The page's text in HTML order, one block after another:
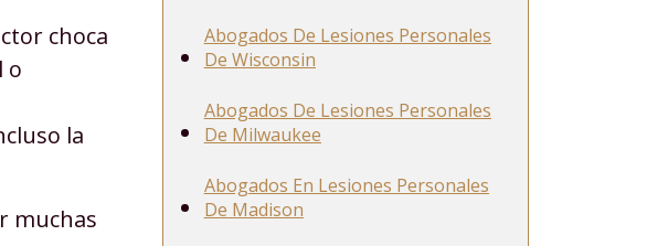
choca
o
la
muchas
Abogados De Lesiones Personales
De Wisconsin
Abogados De Lesiones Personales
De Milwaukee
Abogados En Lesiones Personales
De Madison